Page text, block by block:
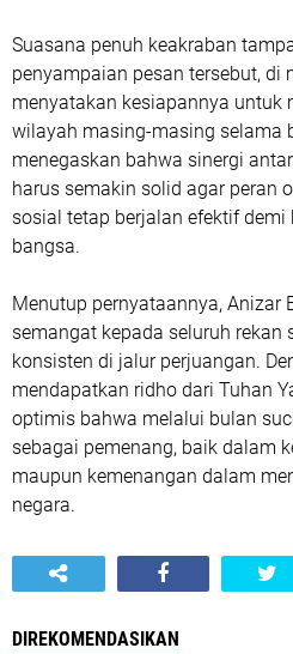
Suasana penuh keakraban
penyampaian pesan tersebut, di
menyatakan kesiapannya untuk
wilayah masing-masing selama
menegaskan bahwa sinergi
harus semakin solid agar peran
sosial tetap berjalan efektif demi
bangsa.
Menutup pernyataannya, Anizar
semangat kepada seluruh rekan
konsisten di jalur perjuangan.
mendapatkan ridho dari Tuhan
optimis bahwa melalui bulan
sebagai pemenang, baik dalam
maupun kemenangan dalam
negara.
DIREKOMENDASIKAN